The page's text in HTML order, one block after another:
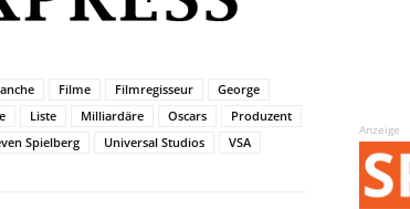
Filme Filmregisseur
George
Liste Milliardäre Oscars
Produzent
Spielberg Universal Studios VSA
Anzeige